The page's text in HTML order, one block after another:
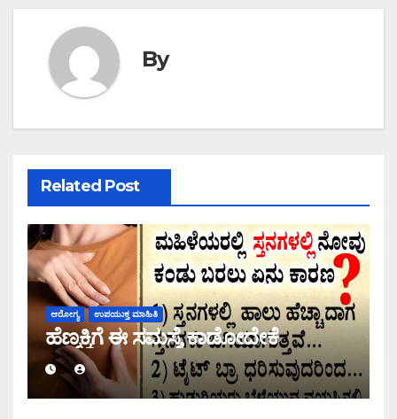
By
Related Post
ಆರೋಗ್ಯ ಉಪಯುಕ್ತ ಮಾಹಿತಿ
ಹೆಣ್ಮಕ್ಕಿಗೆ ಈ ಸಮಸ್ಯೆ ಕಾಡೋದೇಕೆ